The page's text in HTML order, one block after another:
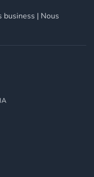
business | Nous